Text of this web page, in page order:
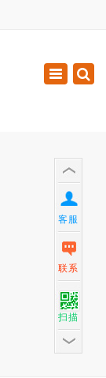
Toggle
客服
联系
扫描